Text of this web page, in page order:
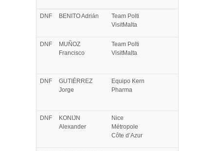
DNF BENITOAdrián
Team Polti
VisitMalta
DNF
MUÑOZ
Francisco
Team Polti
VisitMalta
DNF
GUTIÉRREZ
Jorge
Equipo Kern
Pharma
DNF
KONIJN
Alexander
Nice
Métropole
Côte d’Azur